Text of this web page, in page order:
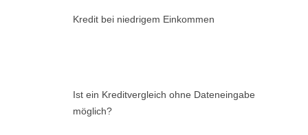
Kredit bei niedrigem Einkommen
Ist ein Kreditvergleich ohne Dateneingabe
möglich?